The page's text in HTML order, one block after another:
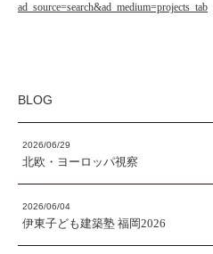
ad_source=search&ad_medium=projects_tab
BLOG
2026/06/29
北欧・ヨーロッパ視察
2026/06/04
伊東子ども建築塾 福岡2026